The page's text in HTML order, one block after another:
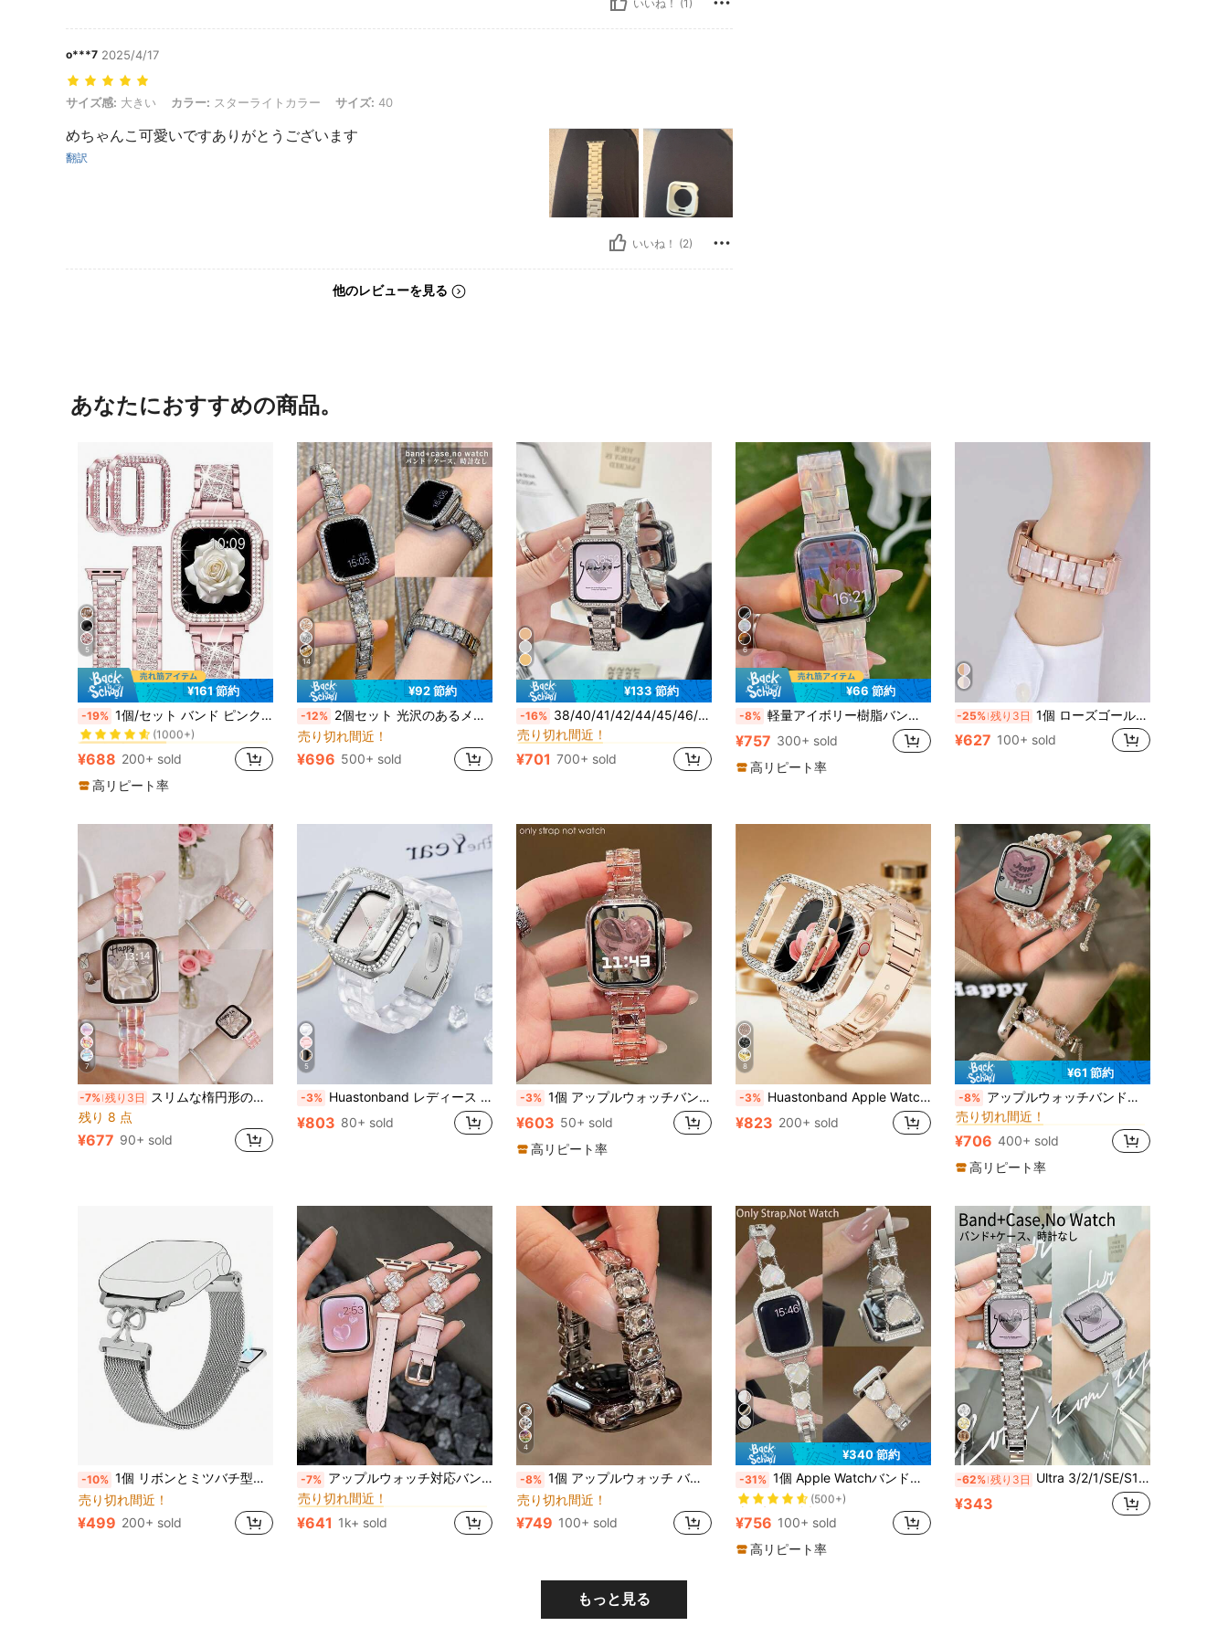
いいね！ (1)
o***7 2025/4/17
サイズ感: 大きい, カラー: スターライトカラー, サイズ: 40
サイズ感: 大きい カラー: スターライトカラー サイズ: 40
めちゃんこ可愛いですありがとうございます
翻訳
いいね！ (2)
他のレビューを見る
あなたにおすすめの商品。
5
¥161 節約
-19% 1個/セット バンド ピンク + ケース レディースジュエリー 輝くダイヤモンド メタルバンドと保護ケース Apple Series Ultra SE 10/9/8/7/6 5/4/3/2/1対応 バンド 38mm 40mm 41mm 42mm 44mm 45mm 49mm対応 レディースジュエリー 交換用メタルリストバンド 輝くケース 輝くバンド 時計アクセサリー
#8 ベストセラー
49 スマートウォッチバンド
(1000+)
#8 ベストセラー
(1000+)
#8 ベストセラー
(1000+)
#8 ベストセラー
49 スマートウォッチバンド
(1000+)
¥688 200+ sold
高リピート率
14
¥92 節約
-12% 2個セット 光沢のあるメタルウォッチバンドとケース、Apple Watch Ultra 3 2 1、SE/S10/S11/S9/S8/S7/S6/S5/S4/S3/S2/S1に対応、14mmの細身のシルバーカラーのキラキラ輝くダイヤモンドがちりばめられたメタルバンド、ファッショナブルな若い女性スタイル、光沢のある時計保護ケース付き、高級メタルブレスレットセット、Apple Watchバンド女性に対応、38mm 40mm 41mm S10/11-42mm、42mm 44mm 45mm 46mm 49mm、パーティー、ビーチ、普段使い、結婚式、友人へのギフト、夏のステンレススチールジュエリーに最適
売り切れ間近！
¥696 500+ sold
¥133 節約
-16% 38/40/41/42/44/45/46/49mmのUltra2/Ultra/SE2/SE/11/10/9/8/7/6/5/4/3/2/1に対応するラインストーン メタルウォッチバンド1個とクリスタル PCプロテクティブケース1個
#1 ベストセラー 40 スマートウォッチバンド
売り切れ間近！
#1 ベストセラー
売り切れ間近！
#1 ベストセラー
売り切れ間近！
#1 ベストセラー
¥701 700+ sold
6
¥66 節約
-8% 軽量アイボリー樹脂バンド 1個、ミニマルデザイン、Apple Watch 40/41/42/44/45/46/49/38mmに対応、Apple Watch Ultra 10/9/8/7/6/5/4/SE/3/2/1 シリーズに対応、ユニセックス交換用ストラップ、通気性に優れ多用途、春/夏の水泳に最適、ステンレススチール折りたたみ式留め金、アクセサリー
¥757 300+ sold
高リピート率
-25% 残り3日 1個 ローズゴールド&ホワイト合金 レジン&金属製 Apple Watch用バンド38mm/40mm/41mm/42mm/44mm/45mm/46mm/49mm全サイズ対応 Ultra/SE/S10/S9/8/7/6/5/4/3/2/1モデル対応 男女兼用 オールシーズンのカジュアル&スポーツウェアに Apple Watchバンド&調整ツール付属
¥627 100+ sold
7
-7% 残り3日
スリムな楕円形の虹色ピンク樹脂製腕時計バンド 1個、Apple Watch バンド 38mm/40mm/41mm/42mm/44mm/45mm/46mm/49mmに対応、ファッショナブルな夏の爽やかな虹色ピンク樹脂製腕時計バンド、Apple Watch Ultra3/2/1/SE/S11/S10/S9/S8/S7/S6/S5/S4/S3/S2/S1 シリーズに適したスマートウォッチアクセサリー、夏のビーチ、パーティー、卒業、休日、母の日、教師の日のギフトに最適なドーパミンカラーの女性用アクセサリー、この必須アクセサリーはあなたのファッションセンスを高めます。
残り 8 点
¥677 90+ sold
5
-3% Huastonband レディース スマートウォッチ用 バンド＆保護ケース 2点セット ライトパターン ホワイト PC樹脂バンド SE/S10/S9/S8/S7/S6/S4シリーズ対応 交換用、キラキラダイヤモンド風 シルバー ウォッチ保護ケースカバー 38mm 40mm 41mm 42mm 44mm 45mm 46mm 49mm、レディース スマートウォッチアクセサリー ウォッチバンド＆ウォッチ保護ケース
¥803 80+ sold
-3% 1個 アップルウォッチバンド レインボーアクリルストラップ 38/40/41/42/44/45/46/49mm サマー 日常 アクセサリー (ウォッチ本体は含まれません)
¥603 50+ sold
高リピート率
8
-3% Huastonband Apple Watch対応 ステンレススチールメッシュバンド 若い女性向けファッションウォッチバンド Series/SE/S11/S10/9/8/7/6/5/4、女性用調整可能スポーツ防水通気性クリスタルダイヤモンド耐衝撃光沢ウォッチ保護ケース ステンレススチールメッシュバンド 2点セット、38mm 40mm 41mm 42mm 44mm 45mm スマートウォッチアクセサリーバンドと保護ケースカバー、女性用ジュエリーゴールドブレスレット 夏のビーチアクセサリー パーティー集まり ホリデーギフト
¥823 200+ sold
¥61 節約
-8% アップルウォッチバンド対応 レディース ペンダントブレスレット ハート型 ブライトマーブル調 ダイヤモンドラインストーン+フォーパール ブレスレット、アップルウォッチストラップ38/40/41/44/45/49mm、Ultra2/1対応、エレガントな白真珠ビーズストレッチブレスレット
#8 ベストセラー 42/44/45 スマートウォッチバンド
売り切れ間近！
#8 ベストセラー
売り切れ間近！
#8 ベストセラー
売り切れ間近！
#8 ベストセラー 42/44/45 スマートウォッチバンド
売り切れ間近！
¥706 400+ sold
高リピート率
-10% 1個 リボンとミツバチ型磁気クラスプバンド、1-9シリーズ & SE、38mm-49mm対応、テクスチャー付きファッションデザイン、ピンク/ゴールド/シルバー、スタイリッシュ&エレガントなアクセサリー
売り切れ間近！
¥499 200+ sold
-7% アップルウォッチ対応バンド、女性用スパークリングジュエリーダイヤモンドウォッチバンド、若い女性の優雅さを際立たせます。SE/Ultra3/2/1/S11/S10/S9/S8/S7/S6/S5/S4/S3/S2/1など各種モデルに対応。高級フェイクレザーバンド、クイックリリース式、調整可能、38mm/40mm/41mm、42mm/44mm/45mm/46mm/49mmスマートウォッチに対応。シルバージュエリークリスタルダイヤモンド女性用アクセサリー、夏のパーティー、ビーチ、卒業式、学生への贈り物、教師の日の贈り物に適しています
#1 ベストセラー に レザータッチ スマートウォッチストラップ
売り切れ間近！
#1 ベストセラー
売り切れ間近！
#1 ベストセラー
売り切れ間近！
#1 ベストセラー に レザータッチ スマートウォッチストラップ
¥641 1k+ sold
4
-8% 1個 アップルウォッチ バンド対応、レディースファッション スクエアガラスダイヤモンド シルバーメタル エラスティックコードストラップ、アップルウォッチ 38/40/41/42/44/45/46/49mm対応、アップルウォッチ Ultra/SE/10/9/8/7/6/5/4/3/2/1シリーズ対応、日常生活、夏のビーチなどのシーンに適しています
売り切れ間近！
¥749 100+ sold
¥340 節約
-31% 1個 Apple Watchバンド対応 Apple Watchストラップレディース対応 ゴールドファッションメタルスタッズ ブラックラブフリチラリアスマートストラップ Apple Watch 38/40/41/42/44/45/46/49mm対応 Apple Watch Series Ultra/SE/10/9/8/7/6/5/4/3/2/1対応 ツールなしで長さを調整可能 ビジネススポーツ用のキュートで思いやりのあるメタルブレスレットは、ブラックとゴールドのカラーマッチングが非常に先進的です。
売り切れ間近！
(500+)
売り切れ間近！
(500+)
売り切れ間近！
(500+)
売り切れ間近！
(500+)
¥756 100+ sold
高リピート率
5
-62% 残り3日 Ultra 3/2/1/SE/S11/S10/S9/S8/S7/S6/S5/S4/S3/S2/S1シリーズ対応、シャイニーラグジュアリーエレガントジュエリーダイヤモンドメタルシルバーウォッチバンドと一体型スクリーンプロテクター付きシルバーケース、バンド女性用38mm、40mm、41mm、42mm、44mm、45mm、46mm、49mm対応、夏用ウォッチケース、イースターギフト、女性へのギフト、ボール、パーティー出席
¥343
もっと見る